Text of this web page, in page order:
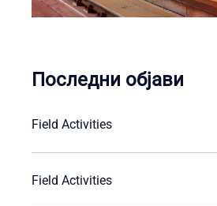
Последни објави
Field Activities
Field Activities